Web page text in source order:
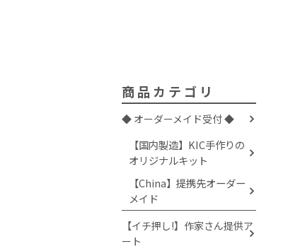
商品カテゴリ
◆ オーダーメイド受付 ◆
【国内製造】KIC手作りの
オリジナルキット
【China】提携先オーダー
メイド
【イチ押し!】作家さん提供ア
ート